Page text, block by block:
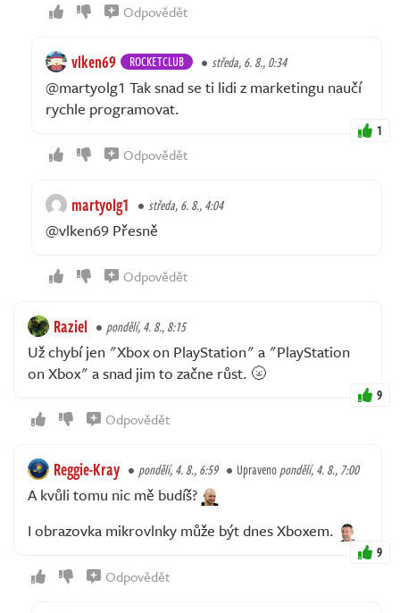
Odpovědět
vlken69 ROCKETCLUB středa, 6. 8., 0:34
@martyolg1 Tak snad se ti lidi z marketingu naučí
rychle programovat.
1
Odpovědět
martyolg1 středa, 6. 8., 4:04
@vlken69 Přesně
Odpovědět
Raziel pondělí, 4. 8., 8:15
Už chybí jen "Xbox on PlayStation" a "PlayStation
on Xbox" a snad jim to začne růst. 🌝
9
Odpovědět
Reggie-Kray pondělí, 4. 8., 6:59 Upravenopondělí, 4. 8., 7:00
A kvůli tomu nic mě budíš?
I obrazovka mikrovlnky může být dnes Xboxem.
9
Odpovědět